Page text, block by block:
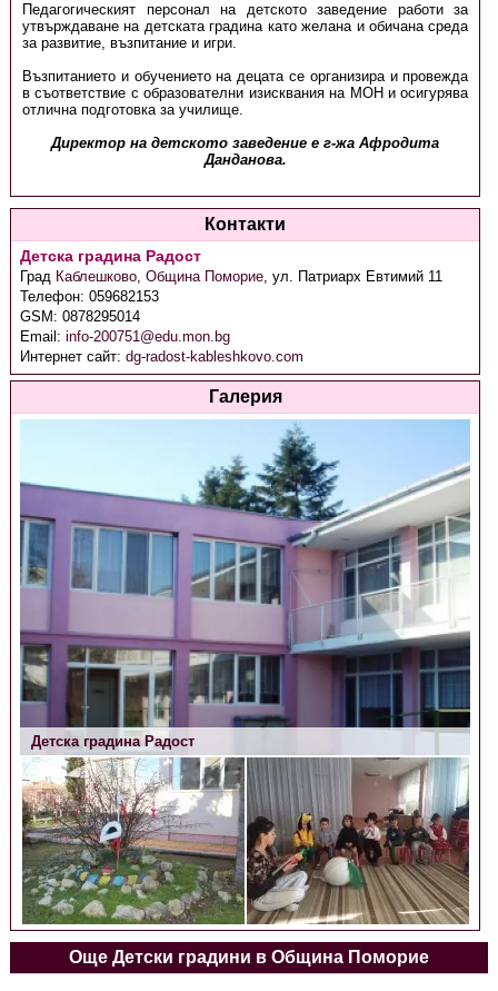
Педагогическият персонал на детското заведение работи за
утвърждаване на детската градина като желана и обичана среда
за развитие, възпитание и игри.
Възпитанието и обучението на децата се организира и провежда
в съответствие с образователни изисквания на МОН и осигурява
отлична подготовка за училище.
Директор на детското заведение е г-жа Афродита
Данданова.
Контакти
Детска градина Радост
Град Каблешково,Община Поморие,ул. Патриарх Евтимий 11
Телефон:059682153
GSM:0878295014
Email:info-200751@edu.mon.bg
Интернет сайт:dg-radost-kableshkovo.com
Галерия
Детска градина Радост
Детска градина Радост
Още Детски градини в Община Поморие